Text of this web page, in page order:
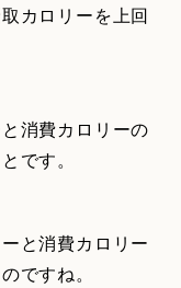
カロリーを上回
消費カロリーの
です。
と消費カロリー
ですね。